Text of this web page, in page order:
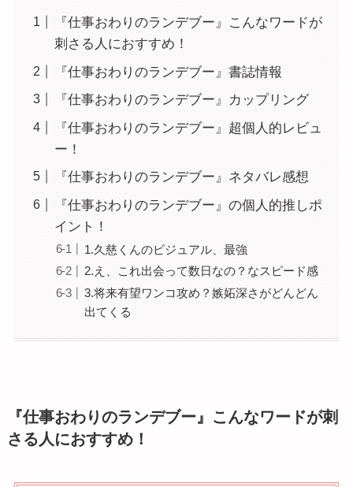
『仕事おわりのランデブー』こんなワードが
刺さる人におすすめ！
『仕事おわりのランデブー』書誌情報
『仕事おわりのランデブー』カップリング
『仕事おわりのランデブー』超個人的レビュ
ー！
『仕事おわりのランデブー』ネタバレ感想
『仕事おわりのランデブー』の個人的推しポ
イント！
1.久慈くんのビジュアル、最強
2.え、これ出会って数日なの？なスピード感
3.将来有望ワンコ攻め？嫉妬深さがどんどん
出てくる
『仕事おわりのランデブー』こんなワードが刺
さる人におすすめ！